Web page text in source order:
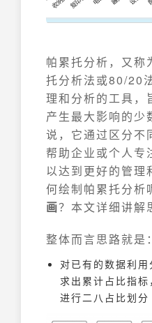
帕累托分析，又称
托分析法或80/20
理和分析的工具，
产生最大影响的少
说，它通过区分不
帮助企业或个人专
以达到更好的管理
何绘制帕累托分析
画？本文详细讲解
整体而言思路就是：
对已有的数据利用
求出累计占比指
进行二八占比划分